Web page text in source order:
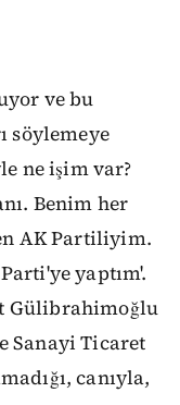
ve bu
söylemeye
ne işim var?
Benim her
AK Partiliyim.
yaptım'.
Gülibrahimoğlu
Sanayi Ticaret
canıyla,